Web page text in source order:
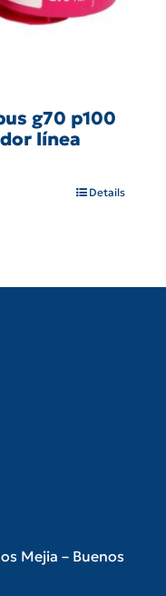
g70 p100
línea
Details
Mejia – Buenos